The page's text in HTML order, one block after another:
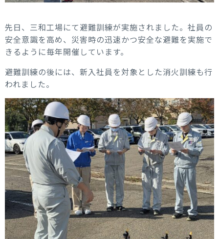
先日、三和工場にて避難訓練が実施されました。社員の
安全意識を高め、災害時の迅速かつ安全な避難を実施で
きるように毎年開催しています。
避難訓練の後には、新入社員を対象とした消火訓練も行
われました。